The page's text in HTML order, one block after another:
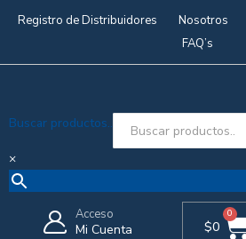
Registro de Distribuidores Nosotros
FAQ’s
Buscar productos..
×
Acceso
Mi Cuenta $0
0